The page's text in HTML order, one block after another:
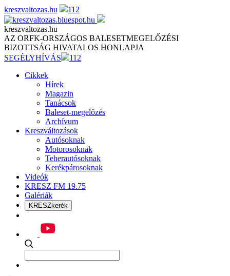
Skip
to
content
kreszvaltozas.hu 112
kreszvaltozas.hu
AZ ORFK-ORSZÁGOS BALESETMEGELŐZÉSI
BIZOTTSÁG HIVATALOS HONLAPJA
SEGÉLYHÍVÁS
112
Cikkek
Hírek
Magazin
Tanácsok
Baleset-megelőzés
Archívum
Kreszváltozások
Autósoknak
Motorosoknak
Teherautósoknak
Kerékpárosoknak
Videók
KRESZ FM 19.75
Galériák
KRESZkerék